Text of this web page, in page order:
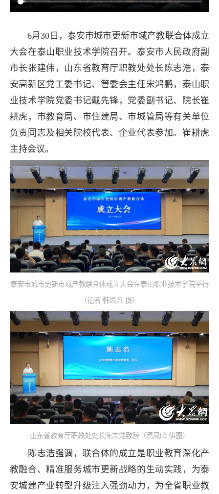
6月30日，泰安市城市更新市域产教联合体成立
大会在泰山职业技术学院召开。泰安市人民政府副
市长张建伟，山东省教育厅职教处处长陈志浩，泰
安高新区党工委书记、管委会主任宋鸿鹏，泰山职
业技术学院党委书记戴先锋，党委副书记、院长崔
耕虎，市教育局、市住建局、市城管局等有关单位
负责同志及相关院校代表、企业代表参加。崔耕虎
主持会议。
泰安市城市更新市域产教联合体成立大会在泰山职业技术学院举行
（记者 韩思凡 摄）
山东省教育厅职教处处长陈志浩致辞（焉凤鸣 供图）
陈志浩强调，联合体的成立是职业教育深化产
教融合、精准服务城市更新战略的生动实践，为泰
安城建产业转型升级注入强劲动力，为全省职业教